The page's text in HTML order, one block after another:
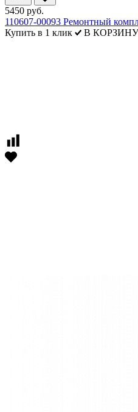
5450 руб.
110607-00093 Ремонтный
Купить в 1 клик
В КОРЗИНУ